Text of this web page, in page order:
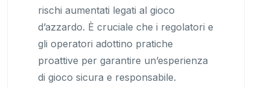
rischi aumentati legati al gioco
d’azzardo. È cruciale che i regolatori e
gli operatori adottino pratiche
proattive per garantire un’esperienza
di gioco sicura e responsabile.